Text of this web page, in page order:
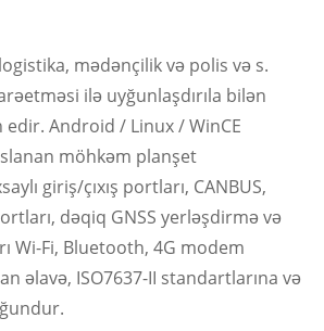
mədənçilik və polis və s.
ilə uyğunlaşdırıla bilən
Android / Linux / WinCE
möhkəm planşet
giriş/çıxış portları, CANBUS,
dəqiq GNSS yerləşdirmə və
Wi-Fi, Bluetooth, 4G modem
əlavə, ISO7637-II standartlarına və